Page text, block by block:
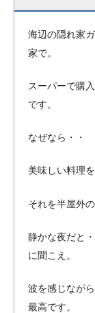
ージ
ハウ
ス・
小田
模原
のバ
ガレ
ー
ペッ
ンシ
ョン
紹
介！
海辺の隠れ家
家で。
スーパーで購
です。
なぜなら・・
美味しい料理
それを半屋外
静かな夜だと
に聞こえ。
波を感じなが
最高です。